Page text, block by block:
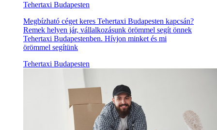
Tehertaxi Budapesten
Megbízható céget keres Tehertaxi Budapesten kapcsán?
Remek helyen jár, vállalkozásunk örömmel segít önnek
Tehertaxi Budapestenben. Hívjon minket és mi
örömmel segítünk
Tehertaxi Budapesten